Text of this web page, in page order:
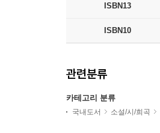
ISBN13
ISBN10
관련분류
카테고리 분류
국내도서 소설/시/희곡